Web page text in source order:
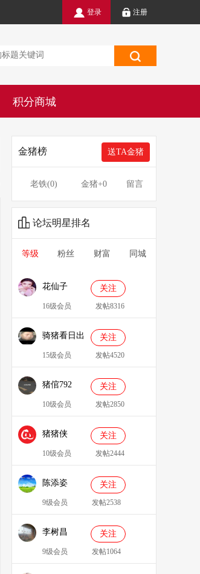
登录 注册
积分商城
金猪榜 送TA金猪
老铁(0) 金猪+0 留言
论坛明星排名
等级 粉丝 财富 同城
花仙子 关注
16级会员 发帖8316
骑猪看日出 关注
15级会员 发帖4520
猪倌792 关注
10级会员 发帖2850
猪猪侠
086349
关注
10级会员 发帖2444
陈添姿 关注
9级会员 发帖2538
李树昌 关注
9级会员 发帖1064